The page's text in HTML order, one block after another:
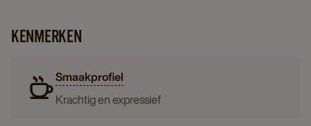
KENMERKEN
Smaakprofiel
Krachtig en expressief